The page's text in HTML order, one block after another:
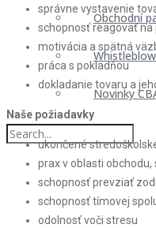
Obchodní
Novinky
správne vystavenie
schopnosť reagovať
motivácia a spätná
práca s pokladňou
dokladanie tovaru a
Naše požiadavky
ukončené
prax v oblasti
schopnosť prevziať
schopnosť tímovej
odolnosť voči stresu